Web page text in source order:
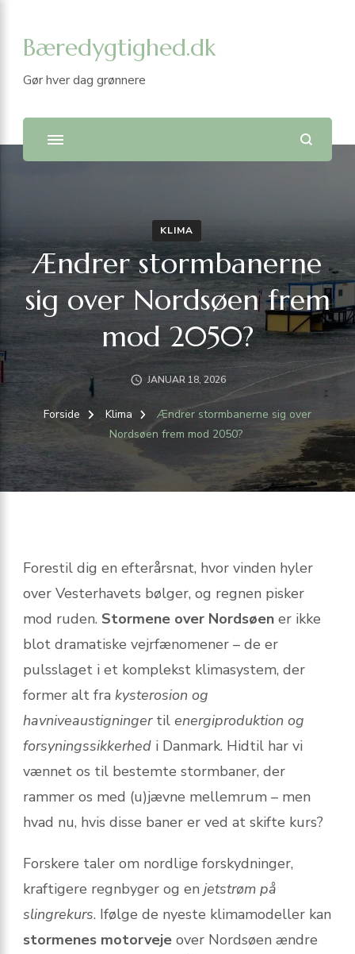
Bæredygtighed.dk
Gør hver dag grønnere
KLIMA
Ændrer stormbanerne
sig over Nordsøen frem
mod 2050?
JANUAR 18, 2026
Forside Klima
Ændrer stormbanerne sig over
Nordsøen frem mod 2050?
Forestil dig en efterårsnat, hvor vinden hyler
over Vesterhavets bølger, og regnen pisker
mod ruden. Stormene over Nordsøen er ikke
blot dramatiske vejrfænomener – de er
pulsslaget i et komplekst klimasystem, der
former alt fra kysterosion og
havniveaustigningertil energiproduktion og
forsyningssikkerhed i Danmark. Hidtil har vi
vænnet os til bestemte stormbaner, der
rammer os med (u)jævne mellemrum – men
hvad nu, hvis disse baner er ved at skifte kurs?
Forskere taler om nordlige forskydninger,
kraftigere regnbyger og en jetstrøm på
slingrekurs. Ifølge de nyeste klimamodeller kan
stormenes motorveje over Nordsøen ændre